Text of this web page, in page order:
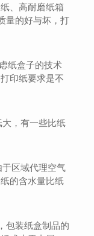
、高耐磨纸箱
量的好与坏，打
纸盒子的技术
印纸要求是不
，有一些比纸
区域代理空气
的含水量比纸
包装纸盒制品的